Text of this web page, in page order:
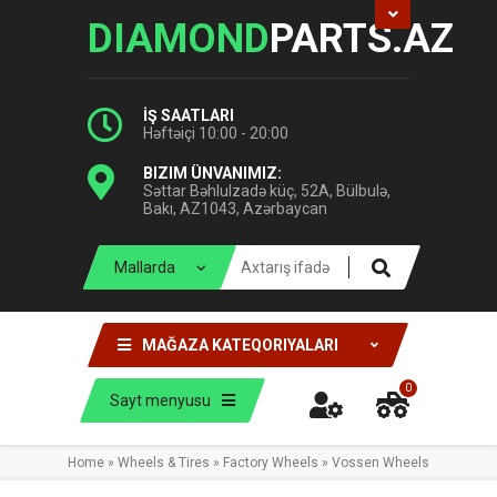
DIAMONDPARTS.AZ
İŞ SAATLARI
Həftəiçi 10:00 - 20:00
BIZIM ÜNVANIMIZ:
Səttar Bəhlulzadə küç, 52A, Bülbulə,
Bakı, AZ1043, Azərbaycan
MAĞAZA KATEQORIYALARI
Sayt menyusu
0
Home » Wheels & Tires » Factory Wheels » Vossen Wheels